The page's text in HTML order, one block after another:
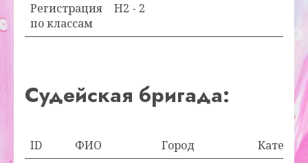
Регистрация
по классам
H2 - 2
Судейская бригада:
ID ФИО Город